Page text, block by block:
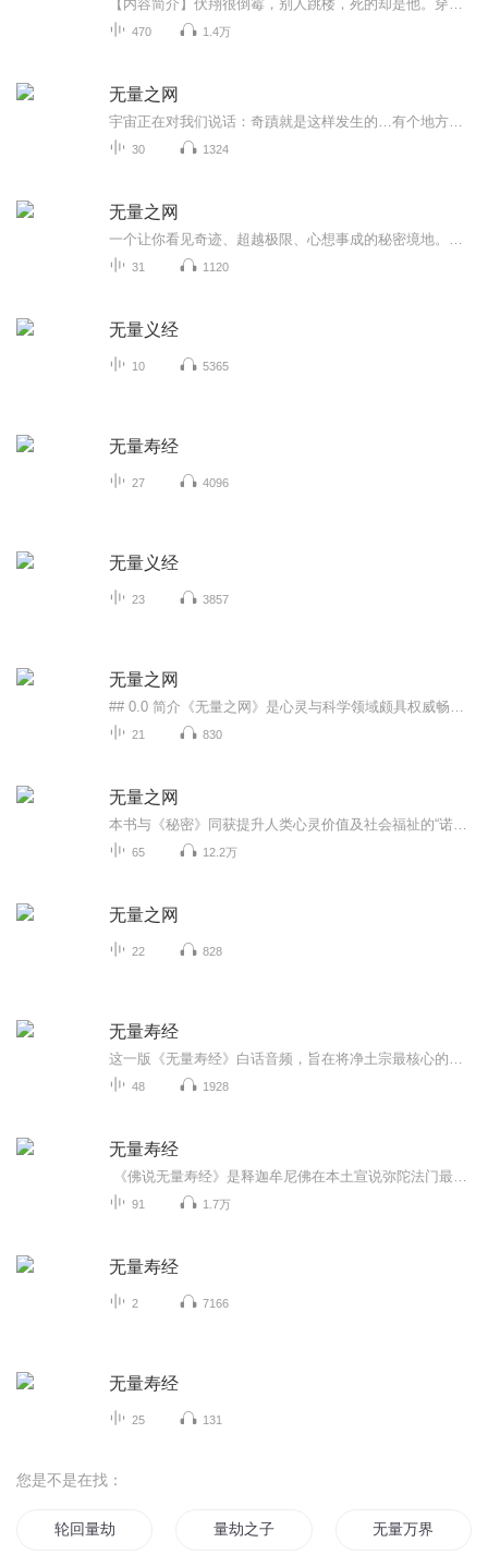
470 1.4万
无量之网
30 1324
无量之网
31 1120
无量义经
10 5365
无量寿经
27 4096
无量义经
23 3857
无量之网
21 830
无量之网
65 12.2万
无量之网
22 828
无量寿经
48 1928
无量寿经
91 1.7万
无量寿经
2 7166
无量寿经
25 131
您是不是在找：
轮回量劫 量劫之子 无量万界